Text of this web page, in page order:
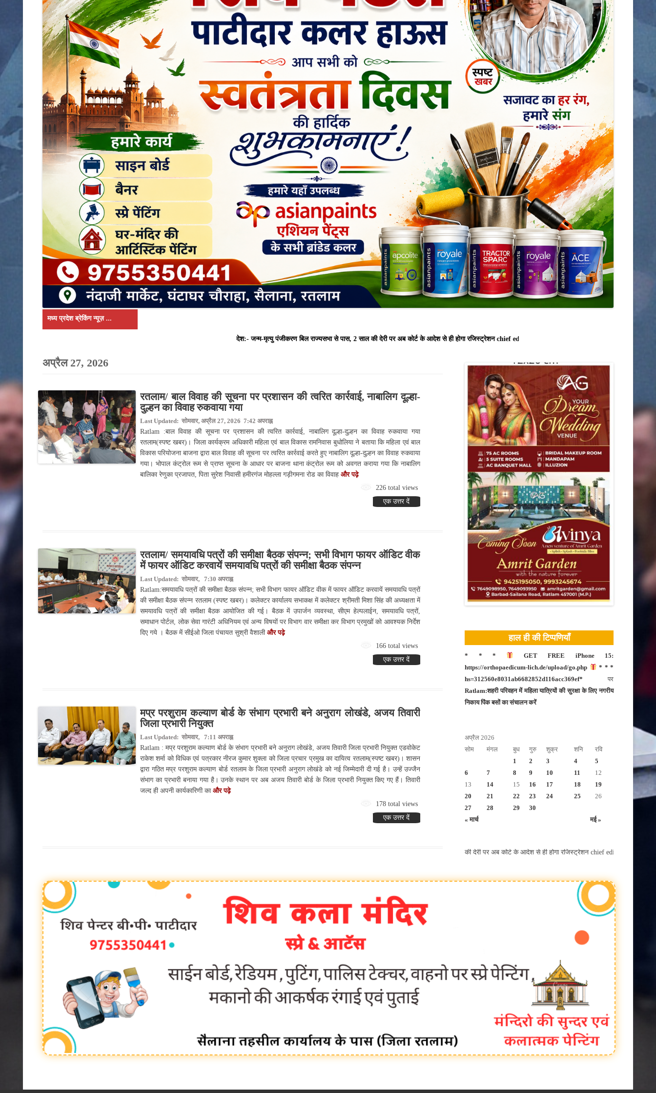
डिंडोरी
कटनी
आगर
ग्वालियर
छतरपुर
जबलपुर
झाबुआ
छिंदवाड़ा
धार
पन्ना
टीकमगढ़
नीमच
दतिया
नरसिंहपुर
मंदसौर
भोपाल
बुरहानपुर
उज्जैन
भोपाल
भोपाल
खेती किसानी
बैतूल
मध्य प्रदेश ब्रेकिंग न्यूज़ ...
देश:- जन्म-मृत्यु पंजीकरण बिल राज्यसभा से पास, 2 साल की देरी पर अब कोर्ट के आदेश से ही होगा रजिस्ट्रेशन chief editor Uttam Sharma. mk choudhary
रतलाम/ बाल विवाह की सूचना पर प्रशासन की त्वरित कार्रवाई, नाबालिग दूल्हा-
दुल्हन का विवाह रुकवाया गया
Last Updated: सोमवार, अप्रैल 27, 2026 7:42 अपराह्न
Ratlam :बाल विवाह की सूचना पर प्रशासन की त्वरित कार्रवाई, नाबालिग दूल्हा-दुल्हन का विवाह रुकवाया गया
रतलाम(स्पष्ट खबर)। जिला कार्यक्रम अधिकारी महिला एवं बाल विकास रामनिवास बुधोलिया ने बताया कि महिला एवं बाल
विकास परियोजना बाजना द्वारा बाल विवाह की सूचना पर त्वरित कार्रवाई करते हुए नाबालिग दूल्हा-दुल्हन का विवाह रुकवाया
गया। भोपाल कंट्रोल रूम से प्राप्त सूचना के आधार पर बाजना थाना कंट्रोल रूम को अवगत कराया गया कि नाबालिग
बालिका रेणुका प्रजापत, पिता सुरेश निवासी हमीरगंज मोहल्ला गड़ीगमना रोड का विवाह और पढ़े
226 total views
एक उत्तर दें
रतलाम/ समयावधि पत्रों की समीक्षा बैठक संपन्न; सभी विभाग फायर ऑडिट वीक
में फायर ऑडिट करवायें समयावधि पत्रों की समीक्षा बैठक संपन्न
Last Updated: सोमवार, 7:30 अपराह्न
Ratlam:समयावधि पत्रों की समीक्षा बैठक संपन्न; सभी विभाग फायर ऑडिट वीक में फायर ऑडिट करवायें समयावधि पत्रों
की समीक्षा बैठक संपन्न रतलाम (स्पष्ट खबर)। कलेक्टर कार्यालय सभाकक्ष में कलेक्टर श्रीमती मिशा सिंह की अध्यक्षता में
समयावधि पत्रों की समीक्षा बैठक आयोजित की गई। बैठक में उपार्जन व्यवस्था, सीएम हेल्पलाईन, समयावधि पत्रों,
समाधान पोर्टल, लोक सेवा गारंटी अधिनियम एवं अन्य विषयों पर विभाग वार समीक्षा कर विभाग प्रमुखों को आवश्यक निर्देश
दिए गये । बैठक में सीईओ जिला पंचायत सुश्री वैशाली और पढ़े
166 total views
एक उत्तर दें
मप्र परशुराम कल्याण बोर्ड के संभाग प्रभारी बने अनुराग लोखंडे, अजय तिवारी
जिला प्रभारी नियुक्त
Last Updated: सोमवार, 7:11 अपराह्न
Ratlam : मप्र परशुराम कल्याण बोर्ड के संभाग प्रभारी बने अनुराग लोखंडे, अजय तिवारी जिला प्रभारी नियुक्त एडवोकेट
राकेश शर्मा को विधिक एवं पत्रकार नीरज कुमार शुक्ला को जिला प्रचार प्रमुख का दायित्व रतलाम(स्पष्ट खबर)। शासन
द्वारा गठित मप्र परशुराम कल्याण बोर्ड रतलाम के जिला प्रभारी अनुराग लोखंडे को नई जिम्मेदारी दी गई है। उन्हें उज्जैन
संभाग का प्रभारी बनाया गया है। उनके स्थान पर अब अजय तिवारी बोर्ड के जिला प्रभारी नियुक्त किए गए हैं। तिवारी
जल्द ही अपनी कार्यकारिणी का और पढ़े
178 total views
एक उत्तर दें
हाल ही की टिप्पणियाँ
* * *
GET FREE iPhone 15:
https://orthopaedicum-lich.de/upload/go.php
* * *
hs=312560e8031ab6682852d116acc369ef* पर
Ratlam:शहरी परिवहन में महिला यात्रियों की सुरक्षा के लिए नगरीय
निकाय पिंक बसों का संचालन करें
अप्रैल 2026
सोम
मंगल बुध गुरु शुक्र शनि रवि
« मार्च मई »
1 2 3 4
5
6
7 8 9 10 11
12
13
14 15 16 17 18
19
20
21 22 23 24 25
26
27
28 29 30
देश:- जन्म-मृत्यु पंजीकरण बिल राज्यसभा से पास, 2 साल की देरी पर अब कोर्ट के आदेश से ही होगा रजिस्ट्रेशन chief editor Uttam Sharma. mk